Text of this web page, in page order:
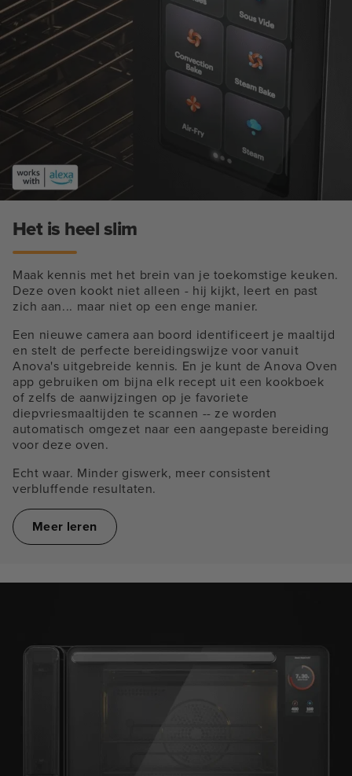
Het is heel slim
Maak kennis met het brein van je toekomstige keuken.
Deze oven kookt niet alleen - hij kijkt, leert en past
zich aan... maar niet op een enge manier.
Een nieuwe camera aan boord identificeert je maaltijd
en stelt de perfecte bereidingswijze voor vanuit
Anova's uitgebreide kennis. En je kunt de Anova Oven
app gebruiken om bijna elk recept uit een kookboek
of zelfs de aanwijzingen op je favoriete
diepvriesmaaltijden te scannen -- ze worden
automatisch omgezet naar een aangepaste bereiding
voor deze oven.
Echt waar. Minder giswerk, meer consistent
verbluffende resultaten.
Meer leren